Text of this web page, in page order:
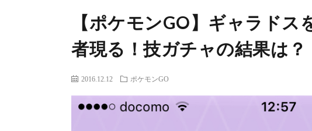
【ポケモンGO】ギャラドス
者現る！技ガチャの結果は？
2016.12.12 ポケモンGO